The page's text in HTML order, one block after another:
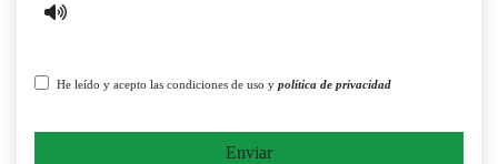
He leído y acepto las condiciones de uso y política de privacidad
Enviar